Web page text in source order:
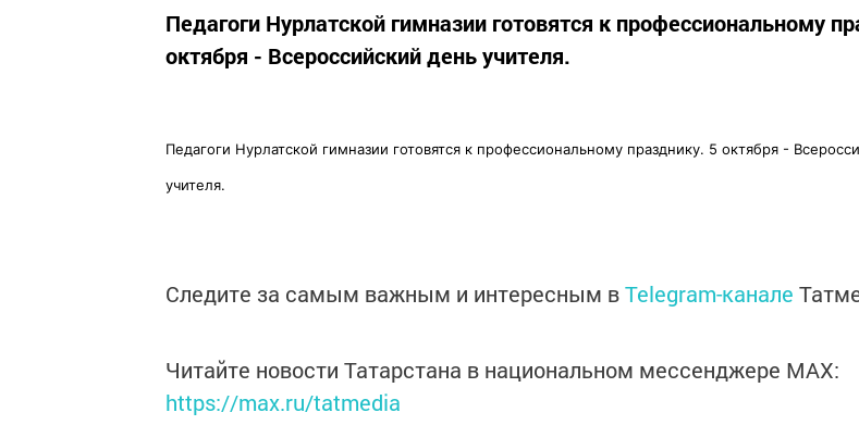
Педагоги Нурлатской гимназии готовятся к профессиональному
октября - Всероссийский день учителя.
Педагоги Нурлатской гимназии готовятся к профессиональному празднику. 5 октября -
учителя.
Следите за самым важным и интересным вTelegram-канале
Читайте новости Татарстана в национальном мессенджере MАХ:
https://max.ru/tatmedia